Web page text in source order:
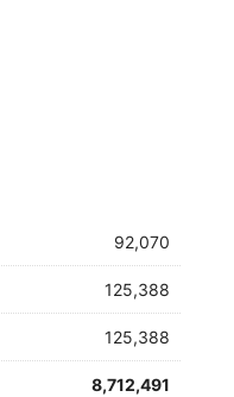
92,070
125,388
125,388
8,712,491